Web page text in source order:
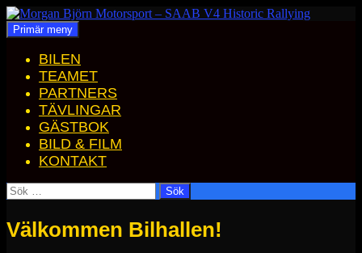
Hoppa
till
innehåll
Morgan Björn Motorsport – SAAB V4 Historic Rallying
Sök
Primär meny
BILEN
TEAMET
PARTNERS
TÄVLINGAR
GÄSTBOK
BILD & FILM
KONTAKT
Sök
efter:
Välkommen Bilhallen!